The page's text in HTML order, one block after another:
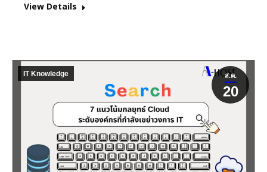
View Details
ส.ค.
20
IT Knowledge